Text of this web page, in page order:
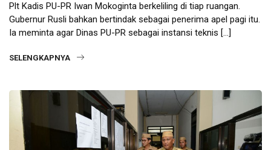
Plt Kadis PU-PR Iwan Mokoginta berkeliling di tiap ruangan.
Gubernur Rusli bahkan bertindak sebagai penerima apel pagi itu.
Ia meminta agar Dinas PU-PR sebagai instansi teknis […]
SELENGKAPNYA